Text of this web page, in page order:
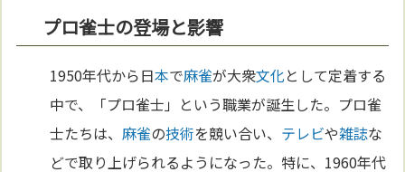
プロ雀士の登場と影響
1950年代から日本で麻雀が大衆文化として定着する
中で、「プロ雀士」という職業が誕生した。プロ雀
士たちは、麻雀の技術を競い合い、 テレビや雑誌な
どで取り上げられるようになった。特に、1960年代